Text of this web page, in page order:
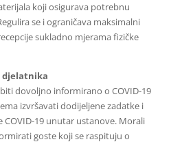
koji osigurava potrebnu
se i ograničava maksimalni
sukladno mjerama fizičke
djelatnika
dovoljno informirano o COVID-19
izvršavati dodijeljene zadatke i
COVID-19 unutar ustanove. Morali
goste koji se raspituju o